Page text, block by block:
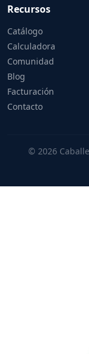
Recursos
Catálogo
Calculadora
Comunidad
Blog
Facturación
Contacto
© 2026